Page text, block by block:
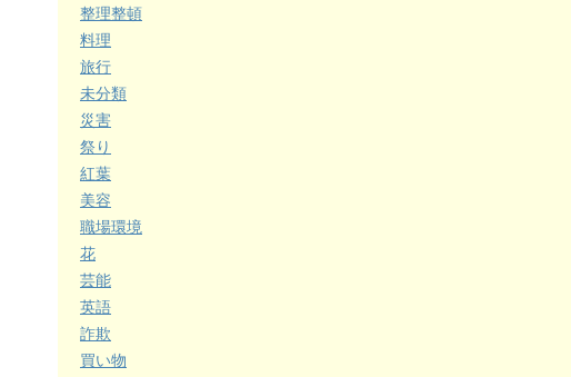
整理整頓
料理
旅行
未分類
災害
祭り
紅葉
美容
職場環境
花
芸能
英語
詐欺
買い物